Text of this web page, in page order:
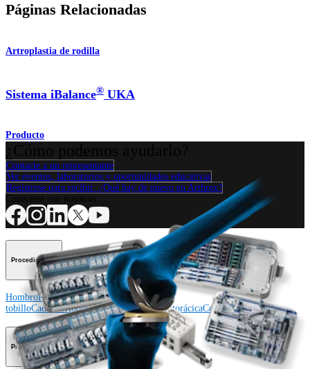
Páginas Relacionadas
Artroplastia de rodilla
Sistema iBalance® UKA
Producto
Contacte a un representante
Ver eventos, laboratorios y oportunidades educativas
Regístrese para recibir: ¿Qué hay de nuevo en Arthrex?
Procedimiento
HombroRodillaCodoMano y muñeca Pie y
tobilloCaderaOrtobiológicosCirugía cardiotorácicaColumna vertebral
Producto